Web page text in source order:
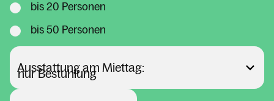
bis 20 Personen
bis 50 Personen
Ausstattung am Miettag: